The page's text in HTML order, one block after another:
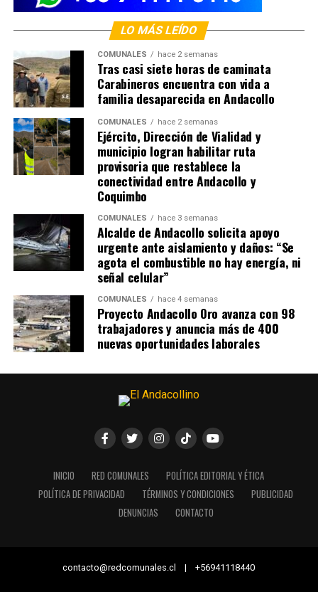
LO MÁS LEÍDO
COMUNALES hace 2 semanas
Tras casi siete horas de caminata
Carabineros encuentra con vida a
familia desaparecida en Andacollo
COMUNALES hace 2 semanas
Ejército, Dirección de Vialidad y
municipio logran habilitar ruta
provisoria que restablece la
conectividad entre Andacollo y
Coquimbo
COMUNALES hace 3 semanas
Alcalde de Andacollo solicita apoyo
urgente ante aislamiento y daños: “Se
agota el combustible no hay energía, ni
señal celular”
COMUNALES hace 4 semanas
Proyecto Andacollo Oro avanza con 98
trabajadores y anuncia más de 400
nuevas oportunidades laborales
INICIO RED COMUNALES
POLÍTICA EDITORIAL Y ÉTICA
POLÍTICA DE PRIVACIDAD
TÉRMINOS Y CONDICIONES
PUBLICIDAD
DENUNCIAS
CONTACTO
contacto@redcomunales.cl | +56941118440